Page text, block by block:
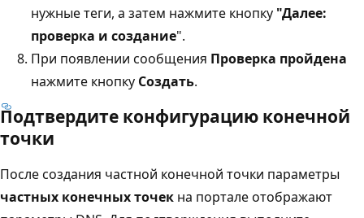
нужные теги, а затем нажмите кнопку "Далее:
проверка и создание".
При появлении сообщения Проверка пройдена
нажмите кнопку Создать.
Подтвердите конфигурацию конечной
точки
После создания частной конечной точки параметры
частных конечных точек на портале отображают